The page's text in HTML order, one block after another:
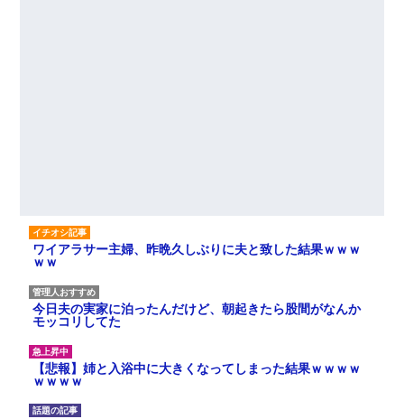
ワイアラサー主婦、昨晩久しぶりに夫と致した結果ｗｗｗ
ｗｗ
今日夫の実家に泊ったんだけど、朝起きたら股間がなんか
モッコリしてた
【悲報】姉と入浴中に大きくなってしまった結果ｗｗｗｗ
ｗｗｗｗ